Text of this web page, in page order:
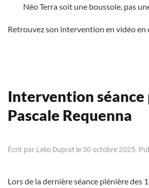
Néo Terra soit une boussole, pas
Retrouvez son intervention en vidéo en
Intervention séance
Pascale Requenna
Écrit par Lelio Duprat le 30 octobre 2025.
Lors de la dernière séance plénière des